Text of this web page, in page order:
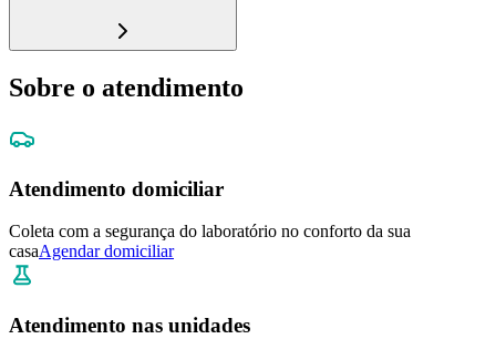
Sobre o atendimento
Atendimento domiciliar
Coleta com a segurança do laboratório no conforto da sua
casaAgendar domiciliar
Atendimento nas unidades